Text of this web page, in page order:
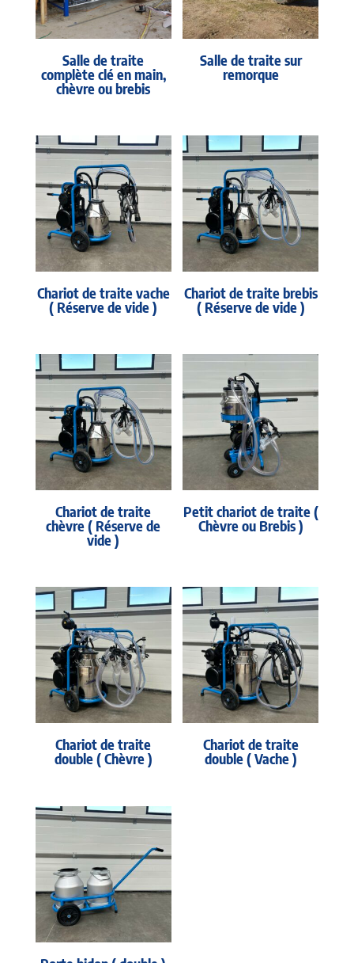
Salle de traite
complète clé en main,
chèvre ou brebis
Salle de traite sur
remorque
Chariot de traite vache
( Réserve de vide )
Chariot de traite brebis
( Réserve de vide )
Chariot de traite
chèvre ( Réserve de
vide )
Petit chariot de traite (
Chèvre ou Brebis )
Chariot de traite
double ( Chèvre )
Chariot de traite
double ( Vache )